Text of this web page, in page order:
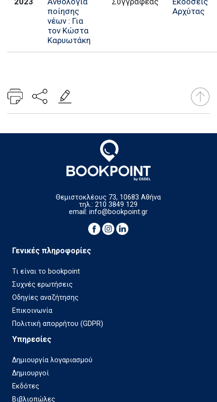
ποίησης
νέων : Για
τον Κώστα
Καρυωτάκη
Αρχύτας
Θεμιστοκλέους 73, 10683 Αθήνα
τηλ.: 210 3849 129
email:info@bookpoint.gr
Γενικές πληροφορίες
Τι είναι το bookpoint
Συχνές ερωτήσεις
Οδηγίες αναζήτησης
Επικοινωνία
Πολιτική απορρήτου (GDPR)
Υπηρεσίες
Δημιουργία λογαριασμού
Δημιουργοί
Εκδότες
Βιβλιοπώλες